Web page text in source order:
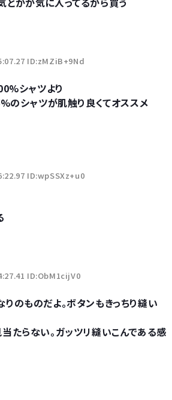
ID:zMZiB+9Nd
シャツより
のシャツが肌触り良くてオススメ
ID:wpSSXz+u0
ID:ObM1cijV0
のものだよ。ボタンもきっちり縫い
たらない。ガッツリ縫いこんである感